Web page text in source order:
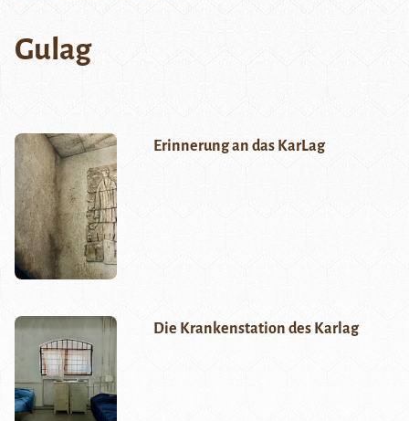
Gulag
Erinnerung an das KarLag
Die Krankenstation des Karlag